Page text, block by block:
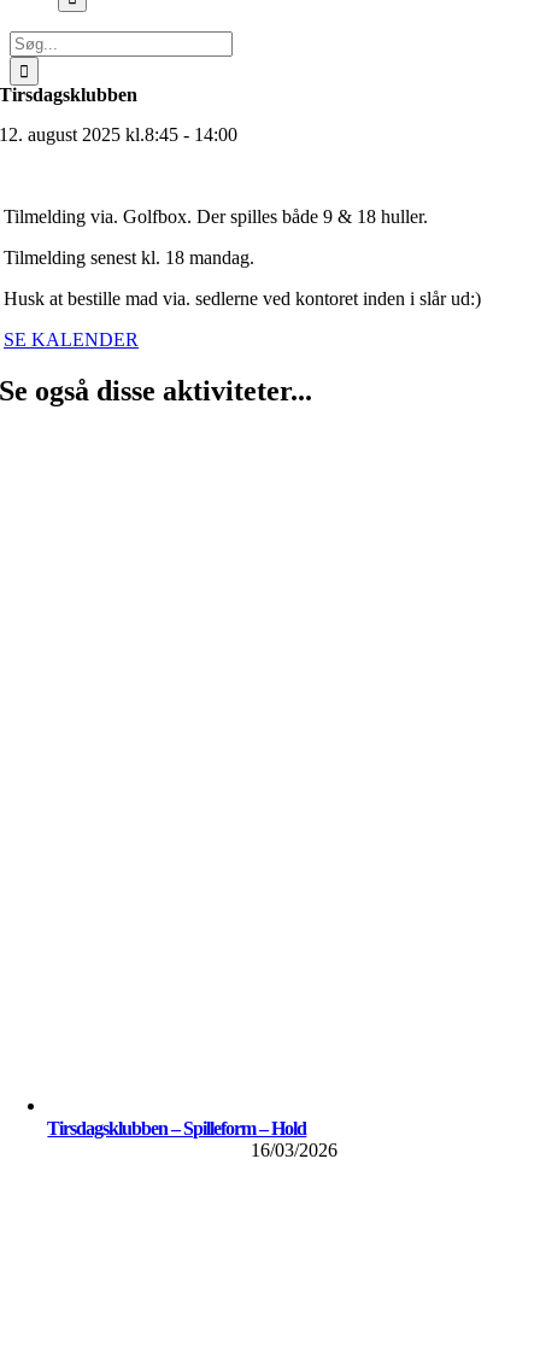
Søg
efter:
Tirsdagsklubben
12. august 2025 kl.8:45 - 14:00
Tilmelding via. Golfbox. Der spilles både 9 & 18 huller.
Tilmelding senest kl. 18 mandag.
Husk at bestille mad via. sedlerne ved kontoret inden i slår ud:)
SE KALENDER
Se også disse aktiviteter...
Tirsdagsklubben – Spilleform – Hold
16/03/2026